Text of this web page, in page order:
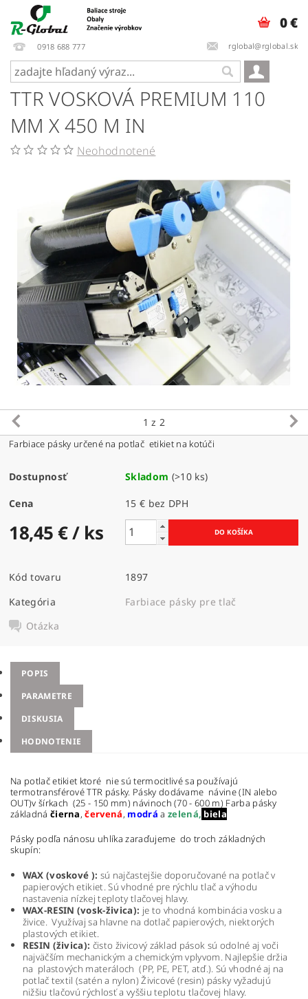
0918 688 777 rglobal@rglobal.sk
0 €
TTR VOSKOVÁ PREMIUM 110
MM X 450 M IN
Neohodnotené
1 z 2
Farbiace pásky určené na potlač etikiet na kotúči
Dostupnosť Skladom (>10 ks)
Cena 15 € bez DPH
18,45 €/ ks
Kód tovaru
1897
Kategória
Farbiace pásky pre tlač
Otázka
POPIS
PARAMETRE
DISKUSIA
HODNOTENIE
Na potlač etikiet ktoré nie sú termocitlivé sa používajú
termotransférové TTR pásky. Pásky dodávame návine (IN alebo
OUT)v šírkach (25 - 150 mm) návinoch (70 - 600 m) Farba pásky
základná čierna,červená, modrá a zelená, biela
Pásky podľa nánosu uhlíka zaraďujeme do troch základných
skupín:
WAX (voskové ): sú najčastejšie doporučované na potlač v
papierových etikiet. Sú vhodné pre rýchlu tlač a výhodu
nastavenia nízkej teploty tlačovej hlavy.
WAX-RESIN (vosk-živica): je to vhodná kombinácia vosku a
živice. Využívaj sa hlavne na dotlač papierových, niektorých
plastových etikiet.
RESIN (živica): čisto živicový základ pások sú odolné aj voči
najväčším mechanickým a chemickým vplyvom. Najlepšie držia
na plastových materáloch (PP, PE, PET, atď.). Sú vhodné aj na
potlač textil (satén a nylon) Živicové (resin) pásky vyžadujú
nižšiu tlačovú rýchlosť a vyššiu teplotu tlačovej hlavy.